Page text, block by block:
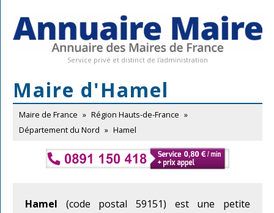
Service privé et distinct de l'administration
Maire d'Hamel
Maire de France » Région Hauts-de-France »
Département du Nord » Hamel
Hamel (code postal 59151) est une petite